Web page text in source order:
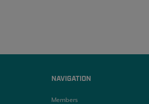
NAVIGATION
Members